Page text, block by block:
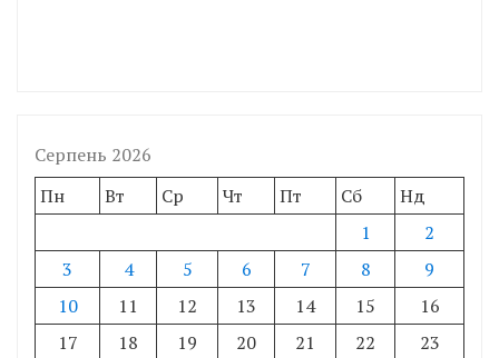
Серпень 2026
Пн
Вт Ср Чт Пт Сб
Нд
1
2
3
4 5 6 7 8
9
10
11 12 13 14 15
16
17
18 19 20 21 22
23